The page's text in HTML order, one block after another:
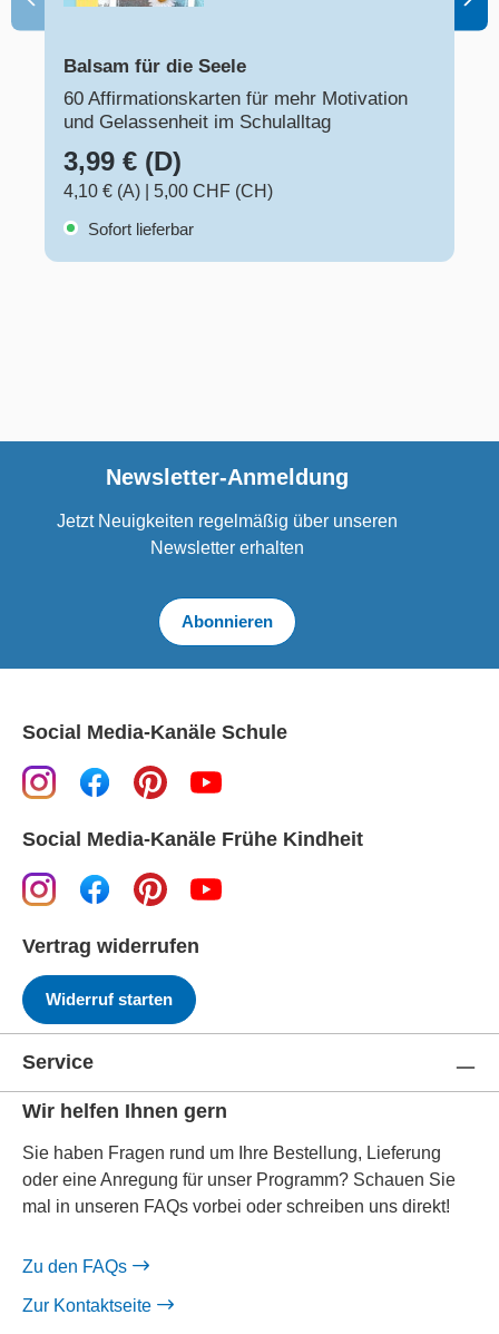
Balsam für die Seele
60 Affirmationskarten für mehr Motivation
und Gelassenheit im Schulalltag
3,99 € (D)
4,10 € (A)
5,00 CHF (CH)
Sofort lieferbar
Newsletter-Anmeldung
Jetzt Neuigkeiten regelmäßig über unseren
Newsletter erhalten
Abonnieren
Social Media-Kanäle Schule
Social Media-Kanäle Frühe Kindheit
Vertrag widerrufen
Widerruf starten
Service
Wir helfen Ihnen gern
Sie haben Fragen rund um Ihre Bestellung, Lieferung
oder eine Anregung für unser Programm? Schauen Sie
mal in unseren FAQs vorbei oder schreiben uns direkt!
Zu den FAQs
Zur Kontaktseite